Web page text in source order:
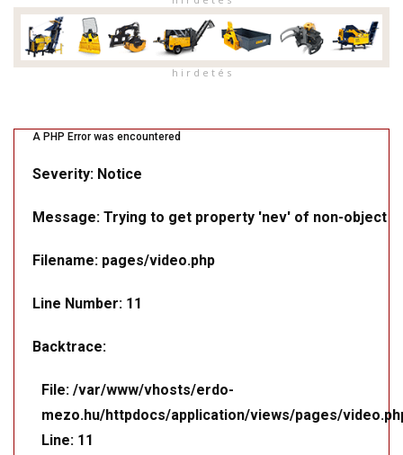
h i r d e t é s
A PHP Error was encountered
Severity: Notice
Message: Trying to get property 'nev' of non-object
Filename: pages/video.php
Line Number: 11
Backtrace:
File: /var/www/vhosts/erdo-
mezo.hu/httpdocs/application/views/pages/
Line: 11